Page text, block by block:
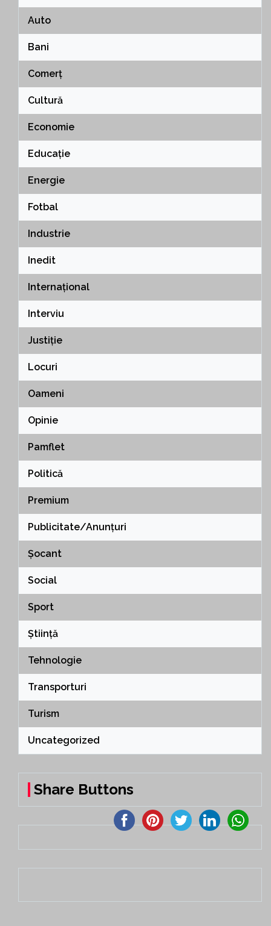
Auto
Bani
Comerț
Cultură
Economie
Educație
Energie
Fotbal
Industrie
Inedit
Internațional
Interviu
Justiție
Locuri
Oameni
Opinie
Pamflet
Politică
Premium
Publicitate/Anunțuri
Șocant
Social
Sport
Știință
Tehnologie
Transporturi
Turism
Uncategorized
Share Buttons